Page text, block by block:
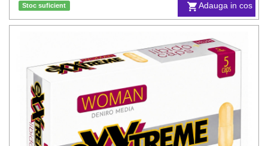
Adauga in cos
Stoc suficient